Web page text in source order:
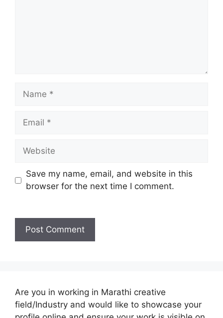
Name
Email
Website
Save my name, email, and website in this
browser for the next time I comment.
Are you in working in Marathi creative
field/Industry and would like to showcase your